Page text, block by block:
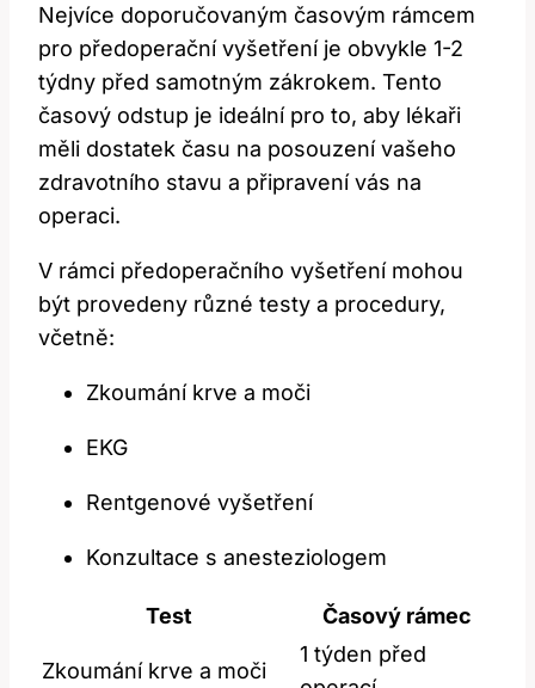
Nejvíce doporučovaným časovým rámcem
pro předoperační vyšetření je obvykle 1-2
⁢týdny před samotným zákrokem. Tento
časový odstup je​ ideální pro to, aby lékaři⁢
měli dostatek času na posouzení vašeho
zdravotního stavu a připravení vás na
operaci.
V rámci předoperačního vyšetření mohou
být provedeny různé testy ⁣a procedury,
včetně:
Zkoumání ⁣krve a moči
EKG
Rentgenové⁤ vyšetření
Konzultace s⁤ anesteziologem
Test Časový rámec
Zkoumání krve a moči
1 týden před⁢